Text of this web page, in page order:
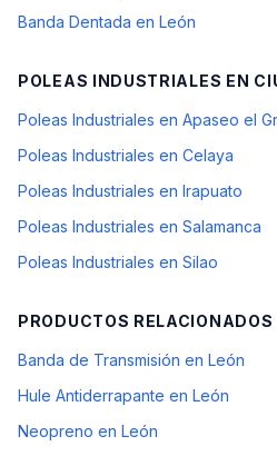
Banda Dentada en León
POLEAS INDUSTRIALES EN
Poleas Industriales en Apaseo el
Poleas Industriales en Celaya
Poleas Industriales en Irapuato
Poleas Industriales en Salamanca
Poleas Industriales en Silao
PRODUCTOS RELACIONADOS
Banda de Transmisión en León
Hule Antiderrapante en León
Neopreno en León